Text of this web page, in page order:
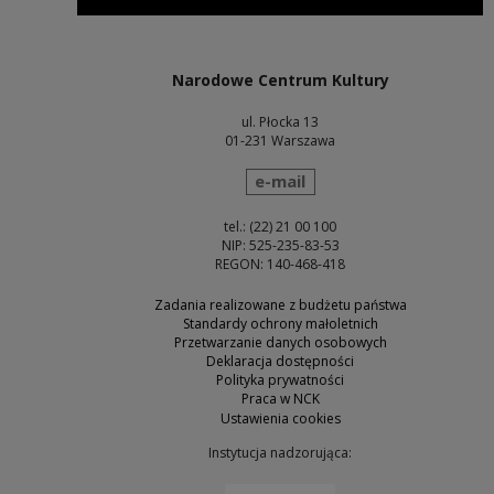
Narodowe Centrum Kultury
ul. Płocka 13
01-231 Warszawa
wyślij wiadomość
e-mail
tel.: (22) 21 00 100
NIP: 525-235-83-53
REGON: 140-468-418
Zadania realizowane z budżetu państwa
Standardy ochrony małoletnich
Przetwarzanie danych osobowych
Deklaracja dostępności
Polityka prywatności
Praca w NCK
Ustawienia cookies
Instytucja nadzorująca: